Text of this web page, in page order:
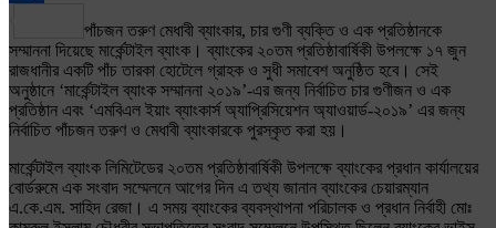
Share
পাঁচজন তরুণ মেধাবী ব্যাংকার, চার গুণী ব্যক্তি ও এক প্রতিষ্ঠানকে
সম্মাননা দিয়েছে মার্কেন্টাইল ব্যাংক। ব্যাংকের ২০তম প্রতিষ্ঠাবার্ষিকী উপলক্ষে ১৭ জুন
রাজধানীর একটি পাঁচ তারকা হোটেলে গ্রাহক ও সুধী সমাবেশ অনুষ্ঠিত হবে। সেই
অনুষ্ঠানে ‘মার্কেন্টাইল ব্যাংক সম্মাননা ২০১৯’-এর জন্য নির্বাচিত চার গুণীজন ও এক
প্রতিষ্ঠান এবং ‘এমবিএল ইয়াং ব্যাংকার্স অ্যাপ্রিসিয়েশন অ্যাওয়ার্ড-২০১৯’ এর জন্য
নির্বাচিত পাঁচজন তরুণ ও মেধাবী ব্যাংকারকে পুরস্কৃত করা হয়।
মার্কেন্টাইল ব্যাংক লিমিটেডের ২০তম প্রতিষ্ঠাবার্ষিকী উপলক্ষে ব্যাংকের প্রধান কার্যালয়ের
বোর্ডরুমে এক সংবাদ সম্মেলনে আগের দিন এ তথ্য জানান ব্যাংকের চেয়ারম্যান
এ.কে.এম. সাহিদ রেজা। এ সময় ব্যাংকের ব্যবস্থাপনা পরিচালক ও প্রধান নির্বাহী মোঃ